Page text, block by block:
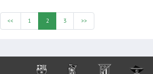
<< 1 2 3 >>